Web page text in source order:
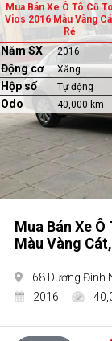
Mua Bán Xe Ô Tô Cũ
Vios 2016 Màu Vàng
Rẻ
Năm SX 2016
Động cơ Xăng
Hộp số Tự động
Odo 40,000 km
Mua Bán Xe
Màu Vàng
68 Dương Đình
2016